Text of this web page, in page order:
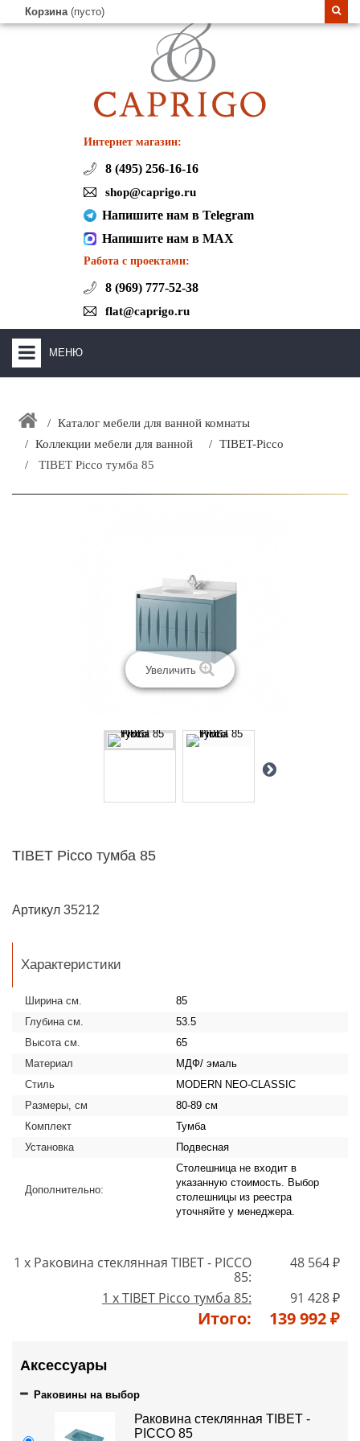
Корзина (пусто)
Интернет магазин:
8 (495) 256-16-16
shop@caprigo.ru
Напишите нам в Telegram
Напишите нам в MAX
Работа с проектами:
8 (969) 777-52-38
flat@caprigo.ru
МЕНЮ
ЗАКАЗАТЬ РАСЧЕТ КУХНИ CAPRIGO
+
Каталог мебели для ванной комнаты
Коллекции мебели для ванной
TIBET-Picco
TIBET Picco тумба 85
Увеличить
TIBET Picco тумба 85
Артикул 35212
Характеристики
Ширина см.
85
Глубина см.
53.5
Высота см.
65
Материал
МДФ/ эмаль
Стиль
MODERN NEO-CLASSIC
Размеры, см
80-89 см
Комплект
Тумба
Установка
Подвесная
Дополнительно:
Столешница не входит в
указанную стоимость. Выбор
столешницы из реестра
уточняйте у менеджера.
1 x Раковина стеклянная TIBET - PICCO
85:
48 564 ₽
1 x TIBET Picco тумба 85:
91 428 ₽
Итого: 139 992 ₽
Аксессуары
Раковины на выбор
Раковина стеклянная TIBET -
PICCO 85